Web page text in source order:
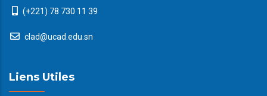
(+221) 78 730 11 39
clad@ucad.edu.sn
Liens Utiles